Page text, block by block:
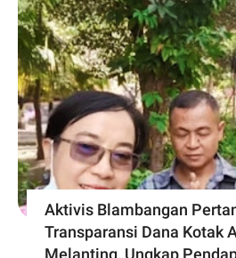
Aktivis Blambangan
Transparansi Dana Kotak
Melanting, Ungkap